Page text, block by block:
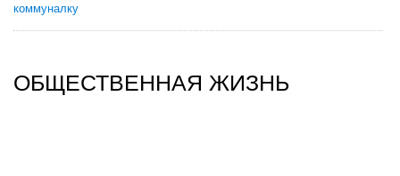
коммуналку
ОБЩЕСТВЕННАЯ ЖИЗНЬ